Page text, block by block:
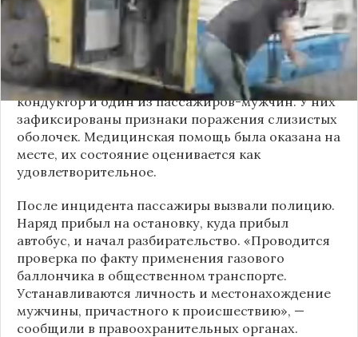
с кондуктором, затем поссорился с другими
пассажирами. В ходе конфликта он достал
газовый баллончик и распылил его в салоне.
По предварительным данным, пострадали
кондуктор и один из пассажиров-мужчин. У них
зафиксированы признаки поражения слизистых
оболочек. Медицинская помощь была оказана на
месте, их состояние оценивается как
удовлетворительное.
После инцидента пассажиры вызвали полицию.
Наряд прибыл на остановку, куда прибыл
автобус, и начал разбирательство. «Проводится
проверка по факту применения газового
баллончика в общественном транспорте.
Устанавливаются личность и местонахождение
мужчины, причастного к происшествию», —
сообщили в правоохранительных органах.